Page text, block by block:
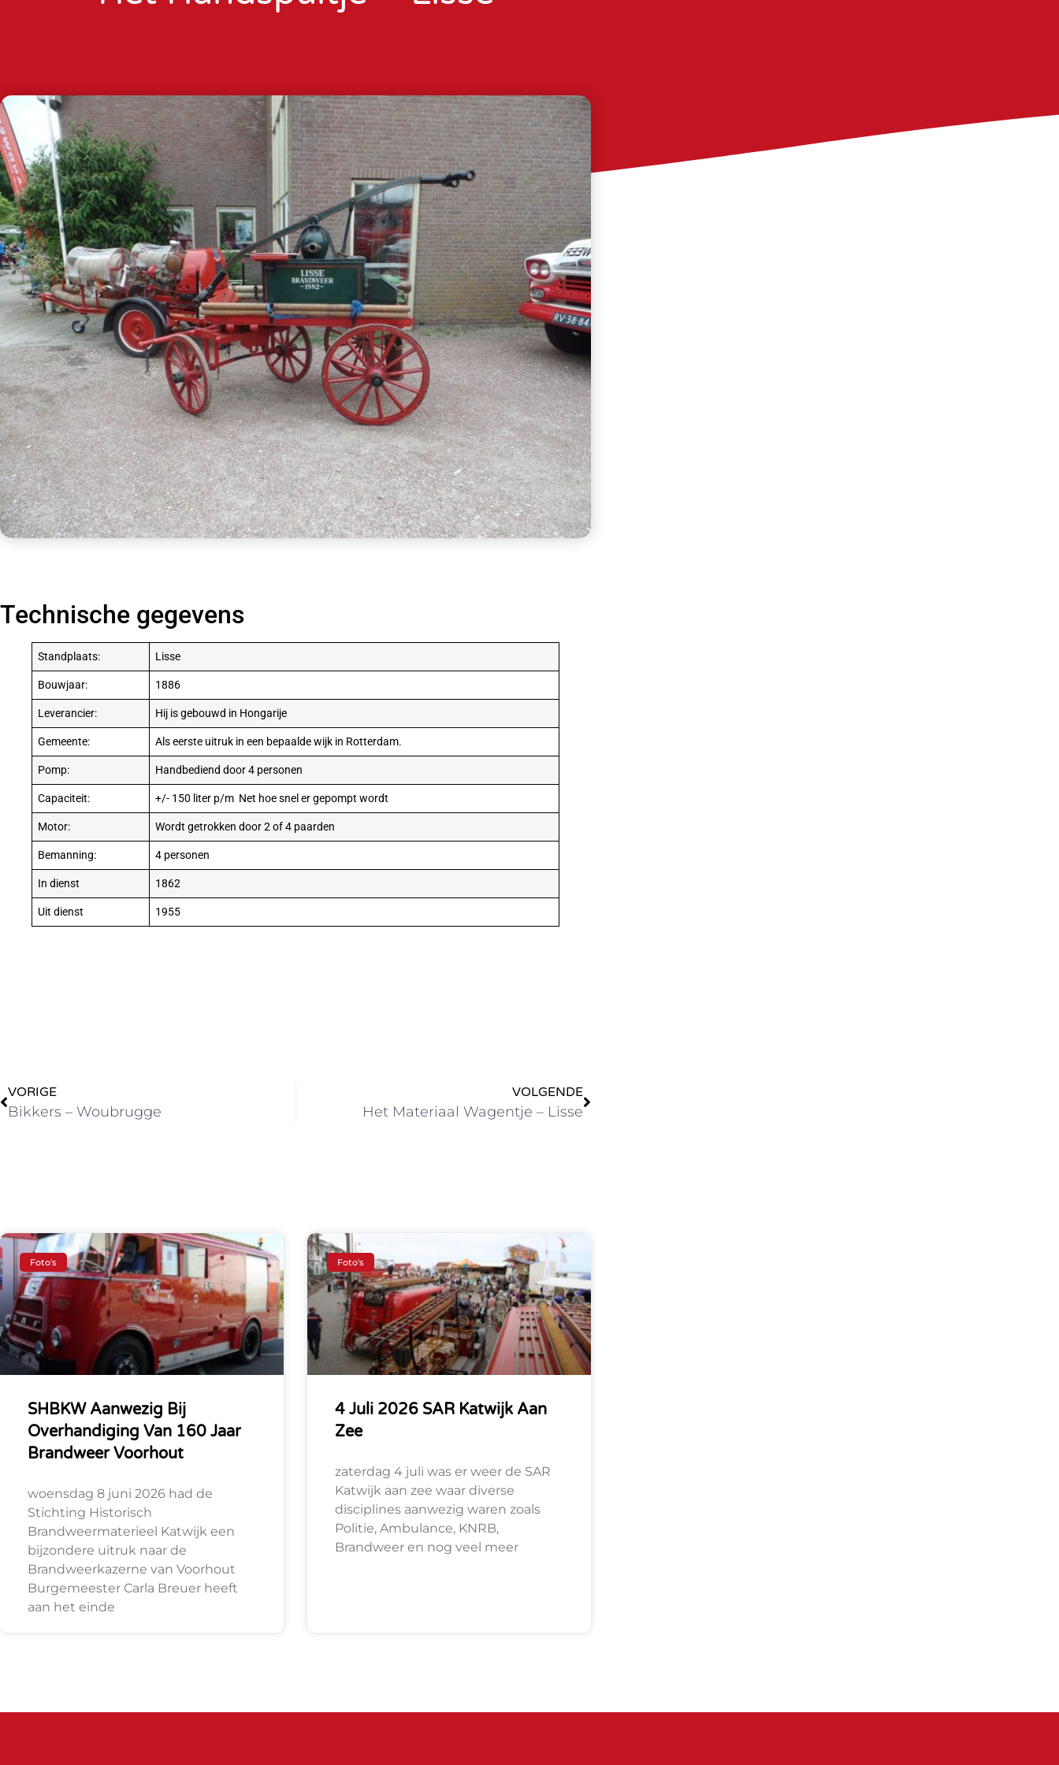
Technische gegevens
Standplaats: Lisse
Bouwjaar: 1886
Leverancier: Hij is gebouwd in Hongarije
Gemeente: Als eerste uitruk in een bepaalde wijk in Rotterdam.
Pomp: Handbediend door 4 personen
Capaciteit: +/- 150 liter p/m Net hoe snel er gepompt wordt
Motor: Wordt getrokken door 2 of 4 paarden
Bemanning: 4 personen
In dienst 1862
Uit dienst 1955
VORIGE
Bikkers – Woubrugge
VOLGENDE
Het Materiaal Wagentje – Lisse
Foto's
SHBKW Aanwezig Bij
Overhandiging Van 160 Jaar
Brandweer Voorhout
woensdag 8 juni 2026 had de
Stichting Historisch
Brandweermaterieel Katwijk een
bijzondere uitruk naar de
Brandweerkazerne van Voorhout
Burgemeester Carla Breuer heeft
aan het einde
Foto's
4 Juli 2026 SAR Katwijk Aan
Zee
zaterdag 4 juli was er weer de SAR
Katwijk aan zee waar diverse
disciplines aanwezig waren zoals
Politie, Ambulance, KNRB,
Brandweer en nog veel meer